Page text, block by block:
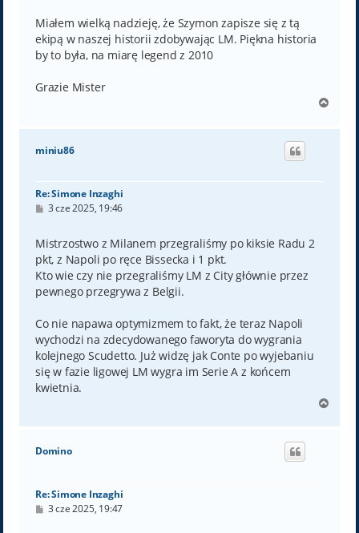
Miałem wielką nadzieję, że Szymon zapisze się z tą
ekipą w naszej historii zdobywając LM. Piękna historia
by to była, na miarę legend z 2010
Grazie Mister
g
miniu86
Re: Simone Inzaghi
P
t
3 cze 2025, 19:46
Mistrzostwo z Milanem przegraliśmy po kiksie Radu 2
pkt, z Napoli po ręce Bissecka i 1 pkt.
Kto wie czy nie przegraliśmy LM z City głównie przez
pewnego przegrywa z Belgii.
Co nie napawa optymizmem to fakt, że teraz Napoli
wychodzi na zdecydowanego faworyta do wygrania
kolejnego Scudetto. Już widzę jak Conte po wyjebaniu
się w fazie ligowej LM wygra im Serie A z końcem
kwietnia.
g
Domino
Re: Simone Inzaghi
P3 cze 2025, 19:47